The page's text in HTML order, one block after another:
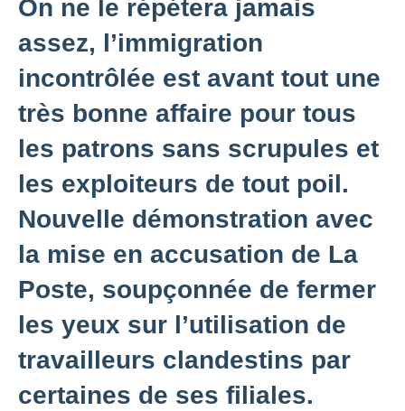
On ne le répétera jamais
assez, l’immigration
incontrôlée est avant tout une
très bonne affaire pour tous
les patrons sans scrupules et
les exploiteurs de tout poil.
Nouvelle démonstration avec
la mise en accusation de La
Poste, soupçonnée de fermer
les yeux sur l’utilisation de
travailleurs clandestins par
certaines de ses filiales.